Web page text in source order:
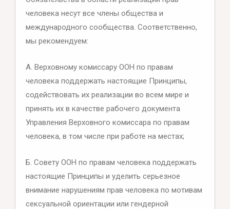
человека несут все члены общества и
международного сообщества. Соответственно,
мы рекомендуем:
А. Верховному комиссару ООН по правам
человека поддержать настоящие Принципы,
содействовать их реализации во всем мире и
принять их в качестве рабочего документа
Управления Верховного комиссара по правам
человека, в том числе при работе на местах;
Б. Совету ООН по правам человека поддержать
настоящие Принципы и уделить серьезное
внимание нарушениям прав человека по мотивам
сексуальной ориентации или гендерной